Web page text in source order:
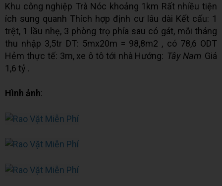
Khu công nghiệp Trà Nóc khoảng 1km Rất nhiều tiện
ích sung quanh Thích hợp định cư lâu dài Kết cấu: 1
trệt, 1 lầu nhẹ, 3 phòng trọ phía sau có gát, mỗi tháng
thu nhập 3,5tr DT: 5mx20m = 98,8m2 , có 78,6 ODT
Hẻm thực tế: 3m, xe ô tô tới nhà Hướng: Tây Nam Giá
1,6 tỷ .
Hình ảnh: